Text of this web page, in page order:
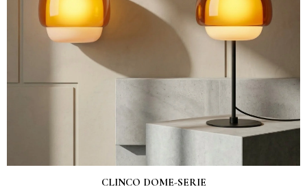
CLINCO DOME-SERIE